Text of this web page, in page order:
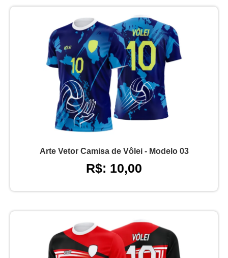
Arte Vetor Camisa de Vôlei - Modelo 03
R$: 10,00